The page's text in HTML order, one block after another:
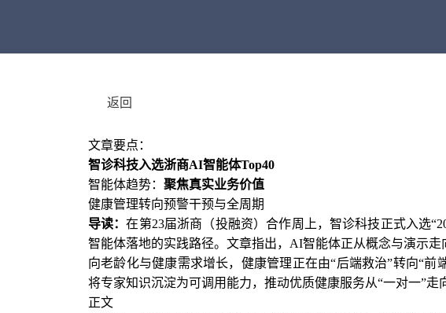
返回
文章要点：
智诊科技入选浙商AI智能体Top40
智能体趋势： 聚焦真实业务价值
健康管理转向预警干预与全周期
导读：在第23届浙商（投融资）合作周上，智诊科技正式入选
智能体落地的实践路径。文章指出，AI智能体正从概念与演示
向老龄化与健康需求增长，健康管理正在由“后端救治”转向“前
将专家知识沉淀为可调用能力，推动优质健康服务从“一对一”
正文